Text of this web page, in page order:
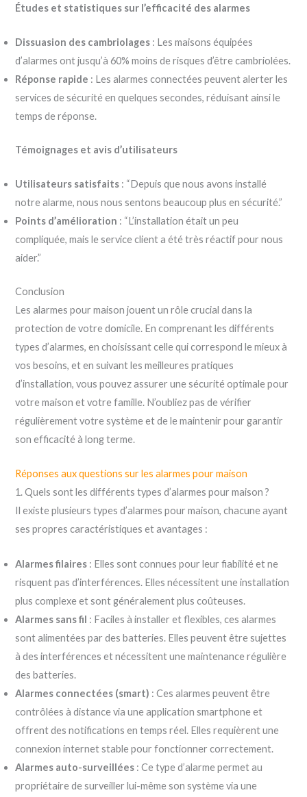
Études et statistiques sur l’efficacité des alarmes
Dissuasion des cambriolages : Les maisons équipées
d’alarmes ont jusqu’à 60% moins de risques d’être cambriolées.
Réponse rapide : Les alarmes connectées peuvent alerter les
services de sécurité en quelques secondes, réduisant ainsi le
temps de réponse.
Témoignages et avis d’utilisateurs
Utilisateurs satisfaits : “Depuis que nous avons installé
notre alarme, nous nous sentons beaucoup plus en sécurité.”
Points d’amélioration : “L’installation était un peu
compliquée, mais le service client a été très réactif pour nous
aider.”
Conclusion
Les alarmes pour maison jouent un rôle crucial dans la
protection de votre domicile. En comprenant les différents
types d’alarmes, en choisissant celle qui correspond le mieux à
vos besoins, et en suivant les meilleures pratiques
d’installation, vous pouvez assurer une sécurité optimale pour
votre maison et votre famille. N’oubliez pas de vérifier
régulièrement votre système et de le maintenir pour garantir
son efficacité à long terme.
Réponses aux questions sur les alarmes pour maison
1. Quels sont les différents types d’alarmes pour maison ?
Il existe plusieurs types d’alarmes pour maison, chacune ayant
ses propres caractéristiques et avantages :
Alarmes filaires : Elles sont connues pour leur fiabilité et ne
risquent pas d’interférences. Elles nécessitent une installation
plus complexe et sont généralement plus coûteuses.
Alarmes sans fil : Faciles à installer et flexibles, ces alarmes
sont alimentées par des batteries. Elles peuvent être sujettes
à des interférences et nécessitent une maintenance régulière
des batteries.
Alarmes connectées (smart) : Ces alarmes peuvent être
contrôlées à distance via une application smartphone et
offrent des notifications en temps réel. Elles requièrent une
connexion internet stable pour fonctionner correctement.
Alarmes auto-surveillées : Ce type d’alarme permet au
propriétaire de surveiller lui-même son système via une